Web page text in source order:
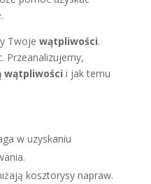
Twoje wątpliwości.
Przeanalizujemy,
wątpliwości i jak temu
w uzyskaniu
kosztorysy napraw.